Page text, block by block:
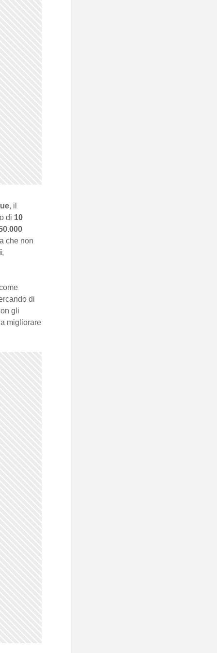
, il
di 10
che non
,
di
gli
migliorare